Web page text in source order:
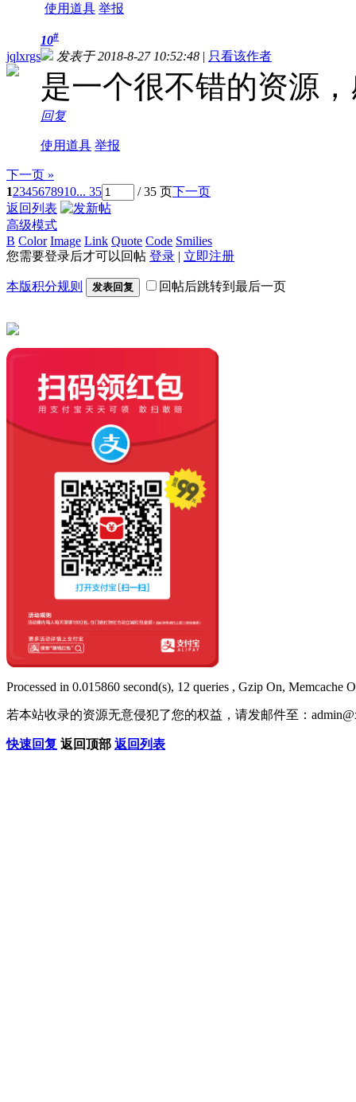
使用道具 举报
jqlxrgs
10#
发表于 2018-8-27 10:52:48 | 只看该作者
是一个很不错的资源
回复
使用道具 举报
下一页 »
12345678910... 35 / 35 页下一页
返回列表
高级模式
B Color Image Link Quote Code Smilies
您需要登录后才可以回帖 登录 | 立即注册
本版积分规则 发表回复 回帖后跳转到最后一页
Processed in 0.015860 second(s), 12 queries , Gzip On, Memcache
若本站收录的资源无意侵犯了您的权益，请发邮件至：
快速回复 返回顶部 返回列表